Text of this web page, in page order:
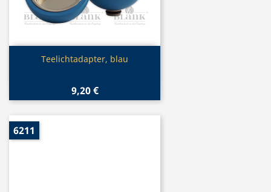
Vorschau
Teelichtadapter, blau
9,20 €
6211